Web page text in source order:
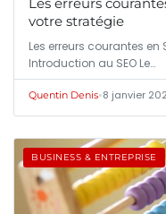
votre stratégie
Les erreurs courantes en
Introduction au SEO Le…
Quentin Denis•8 janvier
BUSINESS & ENTREPRISE